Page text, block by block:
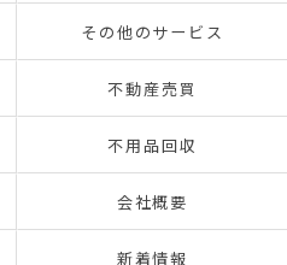
その他のサービス
不動産売買
不用品回収
会社概要
新着情報